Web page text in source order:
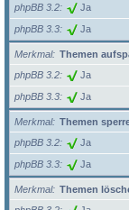
phpBB 3.2
Ja
phpBB 3.3 Ja
Merkmal
Themen
phpBB 3.2
Ja
phpBB 3.3 Ja
Merkmal
Themen
phpBB 3.2
Ja
phpBB 3.3 Ja
Merkmal
Themen